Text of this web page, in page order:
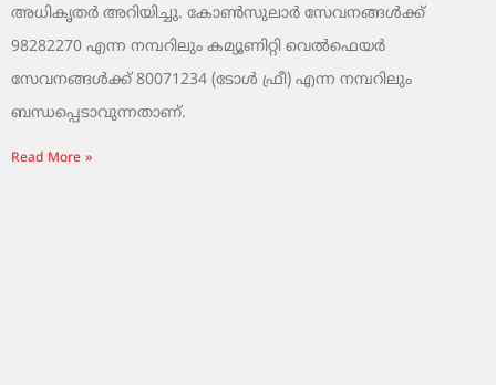
അധികൃതർ അറിയിച്ചു. കോൺസുലാർ സേവനങ്ങൾക്ക്
98282270 എന്ന നമ്പറിലും കമ്യൂണിറ്റി വെൽഫെയർ
സേവനങ്ങൾക്ക് 80071234 (ടോൾ ഫ്രീ) എന്ന നമ്പറിലും
ബന്ധപ്പെടാവുന്നതാണ്.
Read More »